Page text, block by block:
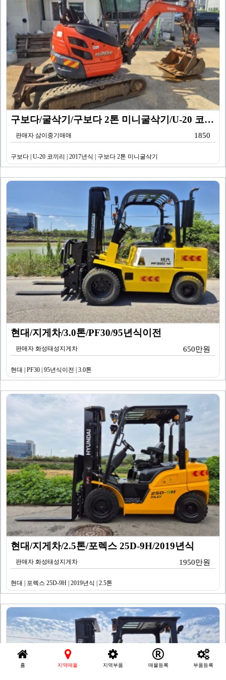
구보다/굴삭기/구보다 2톤 미니굴삭기/U-20 코끼리/…
판매자 삼이중기매매 1850
구보다 | U-20 코끼리 | 2017년식 | 구보다 2톤 미니굴삭기
현대/지게차/3.0톤/PF30/95년식이전
판매자 화성태성지게차 650만원
현대 | PF30 | 95년식이전 | 3.0톤
현대/지게차/2.5톤/포렉스 25D-9H/2019년식
판매자 화성태성지게차 1950만원
현대 | 포렉스 25D-9H | 2019년식 | 2.5톤
홈 지역매물 지역부품 매물등록 부품등록